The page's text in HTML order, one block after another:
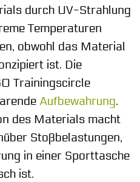
durch UV-Strahlung
Temperaturen
obwohl das Material
ist. Die
Trainingscircle
Aufbewahrung.
des Materials macht
Stoßbelastungen,
in einer Sporttasche
ist.